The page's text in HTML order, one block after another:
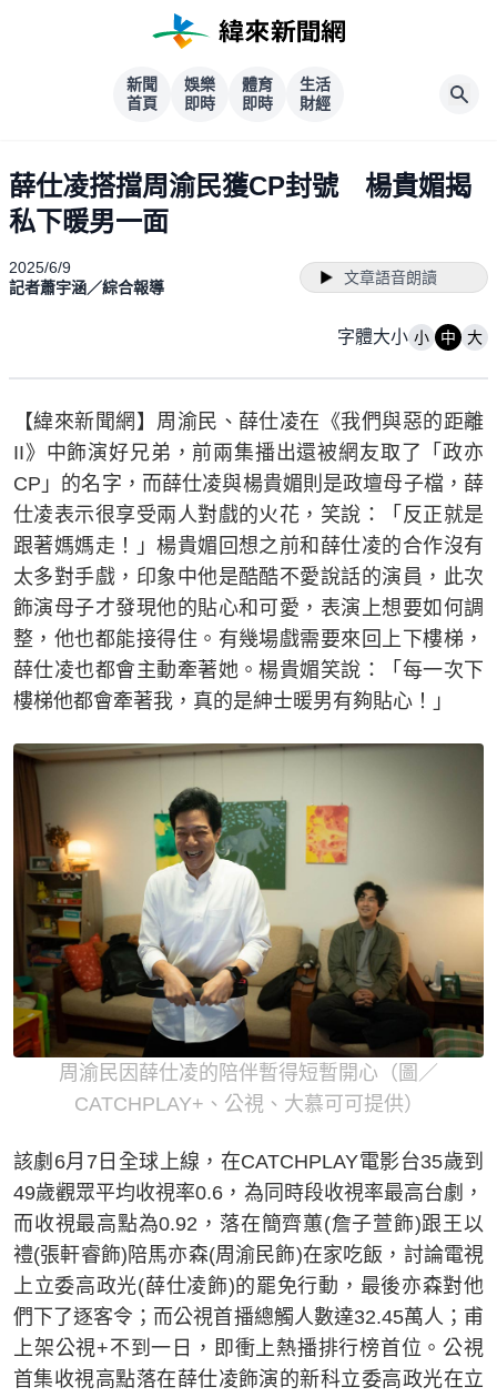
新聞
首頁
娛樂
即時
體育
即時
生活
財經
薛仕凌搭擋周渝民獲CP封號 楊貴媚揭
私下暖男一面
2025/6/9
記者蕭宇涵／綜合報導
文章語音朗讀
字體大小 小 中 大
【緯來新聞網】周渝民、薛仕凌在《我們與惡的距離
II》中飾演好兄弟，前兩集播出還被網友取了「政亦
CP」的名字，而薛仕凌與楊貴媚則是政壇母子檔，薛
仕凌表示很享受兩人對戲的火花，笑說：「反正就是
跟著媽媽走！」楊貴媚回想之前和薛仕凌的合作沒有
太多對手戲，印象中他是酷酷不愛說話的演員，此次
飾演母子才發現他的貼心和可愛，表演上想要如何調
整，他也都能接得住。有幾場戲需要來回上下樓梯，
薛仕凌也都會主動牽著她。楊貴媚笑說：「每一次下
樓梯他都會牽著我，真的是紳士暖男有夠貼心！」
周渝民因薛仕凌的陪伴暫得短暫開心（圖／
CATCHPLAY+、公視、大慕可可提供）
該劇6月7日全球上線，在CATCHPLAY電影台35歲到
49歲觀眾平均收視率0.6，為同時段收視率最高台劇，
而收視最高點為0.92，落在簡齊蕙(詹子萱飾)跟王以
禮(張軒睿飾)陪馬亦森(周渝民飾)在家吃飯，討論電視
上立委高政光(薛仕凌飾)的罷免行動，最後亦森對他
們下了逐客令；而公視首播總觸人數達32.45萬人；甫
上架公視+不到一日，即衝上熱播排行榜首位。公視
首集收視高點落在薛仕凌飾演的新科立委高政光在立